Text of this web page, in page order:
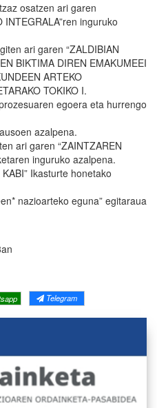
osatzen ari garen
INTEGRALA”ren inguruko
ari garen “ZALDIBIAN
BIKTIMA DIREN EMAKUMEEI
ARTEKO
TOKIKO I.
egoera eta hurrengo
azalpena.
ari garen “ZAINTZAREN
inguruko azalpena.
Ikasturte honetako
nazioarteko eguna” egitaraua
Telegram